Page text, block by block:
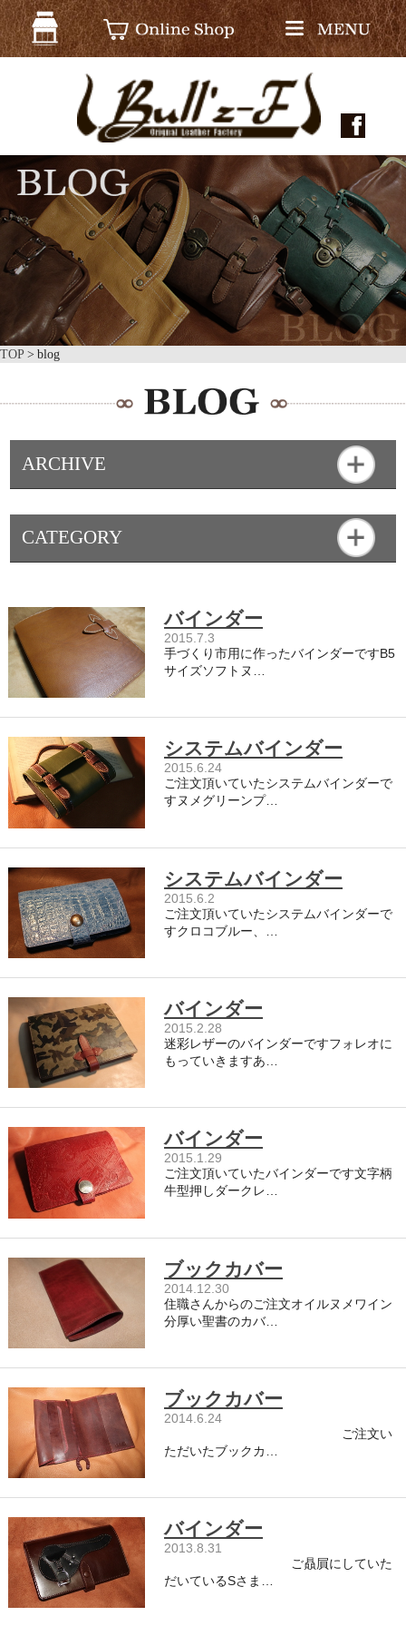
TOP blog
ARCHIVE
CATEGORY
バインダー
2015.7.3
手づくり市用に作ったバインダーですB5
サイズソフトヌ…
システムバインダー
2015.6.24
ご注文頂いていたシステムバインダーで
すヌメグリーンプ…
システムバインダー
2015.6.2
ご注文頂いていたシステムバインダーで
すクロコブルー、…
バインダー
2015.2.28
迷彩レザーのバインダーですフォレオに
もっていきますあ…
バインダー
2015.1.29
ご注文頂いていたバインダーです文字柄
牛型押しダークレ…
ブックカバー
2014.12.30
住職さんからのご注文オイルヌメワイン
分厚い聖書のカバ…
ブックカバー
2014.6.24
ご注文い
ただいたブックカ…
バインダー
2013.8.31
ご贔屓にしていた
だいているSさま…